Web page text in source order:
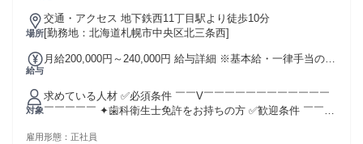
場所
交通・アクセス 地下鉄西11丁目駅より徒歩10分
[勤務地：北海道札幌市中央区北三条西]
給与
月給200,000円～240,000円 給与詳細 ※基本給・一律手当の総
手当】 全員に一律で支払われる通勤・皆勤・家族手当金額：
なし 全員に一律で支払われるその他手当金額：あり 1ヶ月あ
たり2万円 〜 4万円 ■一律資格手当（歯科衛生士） 2万円～4
万円 ■昇給あり ■賞与あり（勤続1年以降対象） ※昇給・賞与
対象
求めている人材 ✅必須条件 ￣￣V￣￣￣￣￣￣￣￣￣￣￣￣
￣￣￣￣￣ ✦歯科衛生士免許をお持ちの方 ✅歓迎条件 ￣￣V
実務経験がある方 ✦新しい環境でスキルアップしたい方 ✦周
雇用形態： 正社員